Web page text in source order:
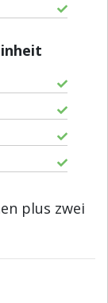
plus zwei